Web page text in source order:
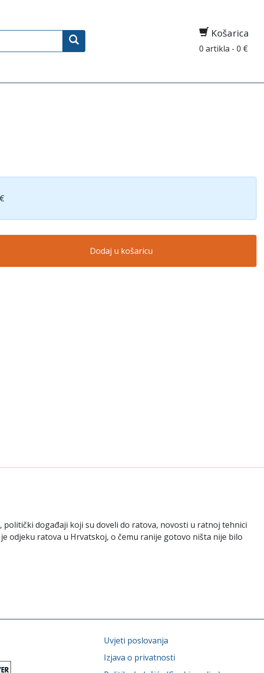
Košarica
0 artikla - 0 €
Dodaj u košaricu
politički događaji koji su doveli do ratova, novosti u ratnoj tehnici
odjeku ratova u Hrvatskoj, o čemu ranije gotovo ništa nije bilo
Uvjeti poslovanja
Izjava o privatnosti